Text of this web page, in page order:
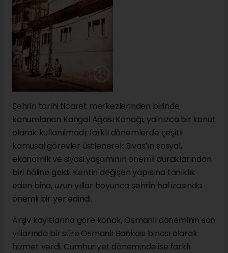
Şehrin tarihi ticaret merkezlerinden birinde
konumlanan Kangal Ağası Konağı, yalnızca bir konut
olarak kullanılmadı; farklı dönemlerde çeşitli
kamusal görevler üstlenerek Sivas’ın sosyal,
ekonomik ve siyasi yaşamının önemli duraklarından
biri hâline geldi. Kentin değişen yapısına tanıklık
eden bina, uzun yıllar boyunca şehrin hafızasında
önemli bir yer edindi.
Arşiv kayıtlarına göre konak, Osmanlı döneminin son
yıllarında bir süre Osmanlı Bankası binası olarak
hizmet verdi. Cumhuriyet döneminde ise farklı